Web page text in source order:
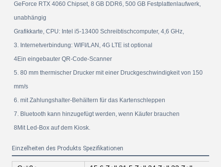
GeForce RTX 4060 Chipset, 8 GB DDR6, 500 GB Festplattenlaufwerk,
unabhängig
Grafikkarte, CPU: Intel i5-13400 Schreibtischcomputer, 4,6 GHz,
3. Internetverbindung: WIFI/LAN, 4G LTE ist optional
4Ein eingebauter QR-Code-Scanner
5. 80 mm thermischer Drucker mit einer Druckgeschwindigkeit von 150
mm/s
6. mit Zahlungshalter-Behältern für das Kartenschleppen
7. Bluetooth kann hinzugefügt werden, wenn Käufer brauchen
8Mit Led-Box auf dem Kiosk.
Einzelheiten des Produkts Spezifikationen